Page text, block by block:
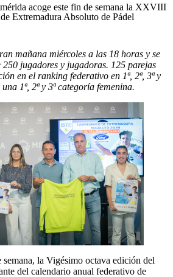
acoge este fin de semana la XXVIII
Extremadura Absoluto de Pádel
mañana miércoles a las 18 horas y se
jugadores y jugadoras. 125 parejas
en el ranking federativo en 1ª, 2ª, 3ª y
1ª, 2ª y 3ª categoría femenina.
la Vigésimo octava edición del
del calendario anual federativo de